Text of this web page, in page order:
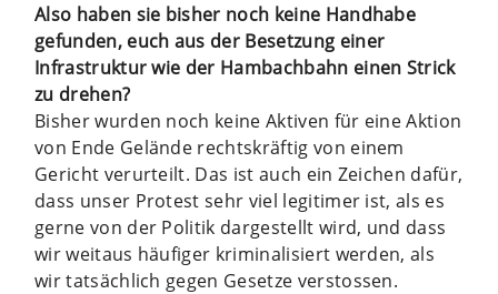
Also haben sie bisher noch keine Handhabe
gefunden, euch aus der Besetzung einer
Infrastruktur wie der Hambachbahn einen Strick
zu drehen?
Bisher wurden noch keine Aktiven für eine Aktion
von Ende Gelände rechtskräftig von einem
Gericht verurteilt. Das ist auch ein Zeichen dafür,
dass unser Protest sehr viel legitimer ist, als es
gerne von der Politik dargestellt wird, und dass
wir weitaus häufiger kriminalisiert werden, als
wir tatsächlich gegen Gesetze verstossen.